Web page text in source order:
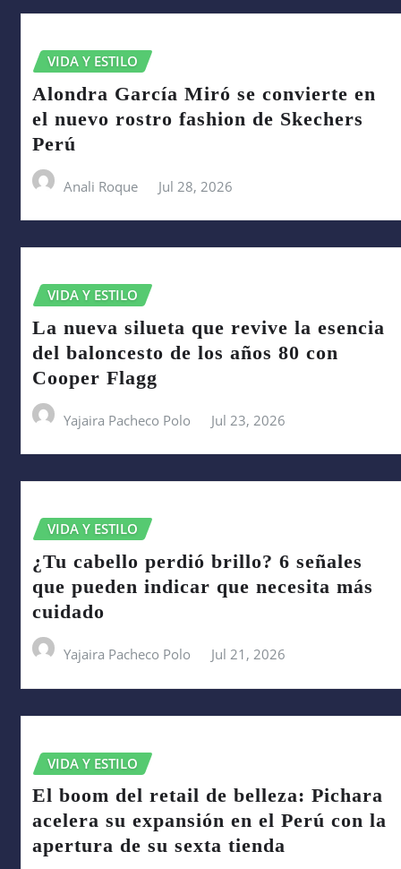
VIDA Y ESTILO
Alondra García Miró se convierte en
el nuevo rostro fashion de Skechers
Perú
Anali Roque Jul 28, 2026
VIDA Y ESTILO
La nueva silueta que revive la esencia
del baloncesto de los años 80 con
Cooper Flagg
Yajaira Pacheco Polo Jul 23, 2026
VIDA Y ESTILO
¿Tu cabello perdió brillo? 6 señales
que pueden indicar que necesita más
cuidado
Yajaira Pacheco Polo Jul 21, 2026
VIDA Y ESTILO
El boom del retail de belleza: Pichara
acelera su expansión en el Perú con la
apertura de su sexta tienda